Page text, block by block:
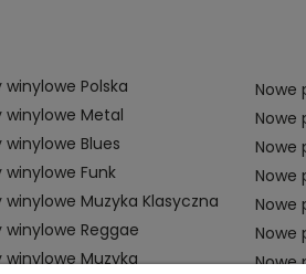
winylowe Polska
winylowe Metal
winylowe Blues
winylowe Funk
winylowe Muzyka Klasyczna
winylowe Reggae
winylowe Muzyka
Nowe
Nowe
Nowe
Nowe
Nowe
Nowe
Nowe